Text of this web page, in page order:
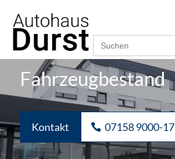
Search
for:
24h erreichbar
Fahrzeugbestand
Kontakt 07158 9000-17